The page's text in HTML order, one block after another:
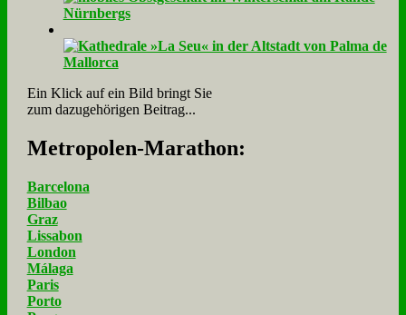
Ein Klick auf ein Bild bringt Sie
zum dazugehörigen Beitrag...
Me­tro­po­len-Ma­ra­thon:
Barcelona
Bilbao
Graz
Lissabon
London
Málaga
Paris
Porto